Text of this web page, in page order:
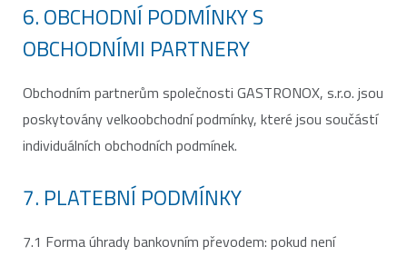
6. OBCHODNÍ PODMÍNKY S
OBCHODNÍMI PARTNERY
Obchodním partnerům společnosti GASTRONOX, s.r.o. jsou
poskytovány velkoobchodní podmínky, které jsou součástí
individuálních obchodních podmínek.
7. PLATEBNÍ PODMÍNKY
7.1 Forma úhrady bankovním převodem: pokud není